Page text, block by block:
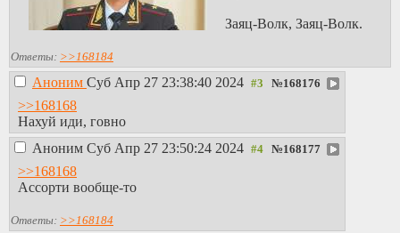
Заяц-Волк, Заяц-Волк.
Ответы: >>168184
Аноним Суб Апр 27 23:38:40 2024 №168176
>>168168
Нахуй иди, говно
Аноним Суб Апр 27 23:50:24 2024 №168177
>>168168
Ассорти вообще-то
Ответы: >>168184